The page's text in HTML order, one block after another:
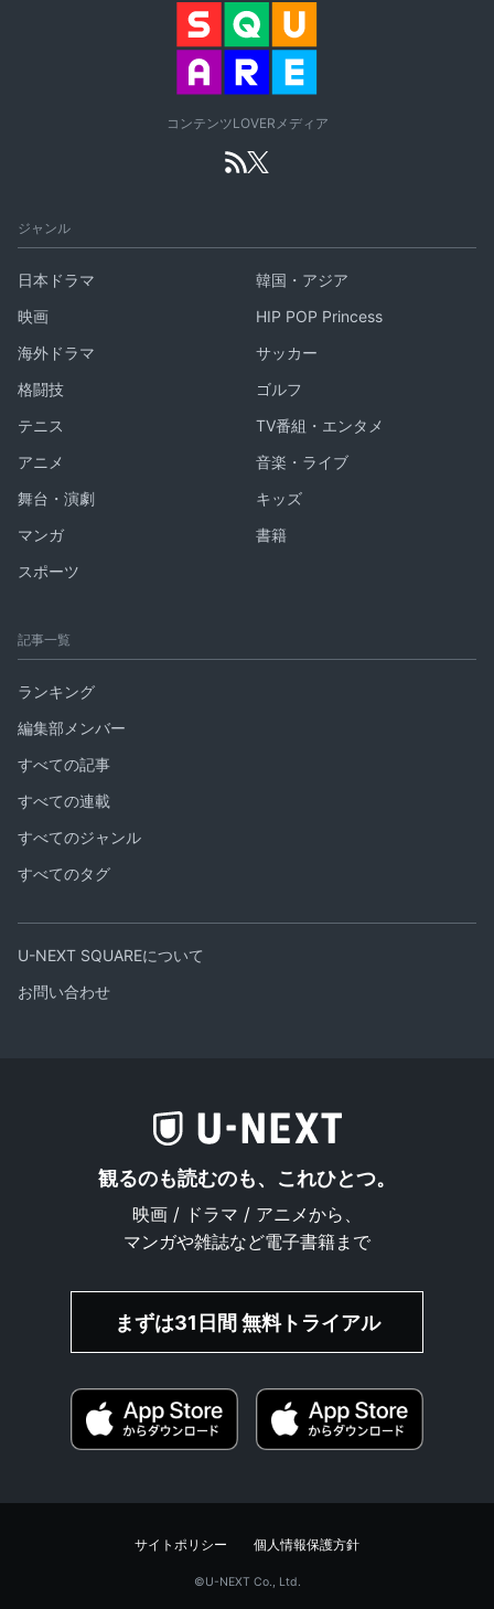
コンテンツLOVERメディア
ジャンル
日本ドラマ
韓国・アジア
映画
HIP POP Princess
海外ドラマ
サッカー
格闘技
ゴルフ
テニス
TV番組・エンタメ
アニメ
音楽・ライブ
舞台・演劇
キッズ
マンガ
書籍
スポーツ
記事一覧
ランキング
編集部メンバー
すべての記事
すべての連載
すべてのジャンル
すべてのタグ
U-NEXT SQUAREについて
お問い合わせ
観るのも読むのも、これひとつ。
映画 / ドラマ / アニメから、
マンガや雑誌など電子書籍まで
まずは31日間 無料トライアル
サイトポリシー 個人情報保護方針
©︎U-NEXT Co., Ltd.